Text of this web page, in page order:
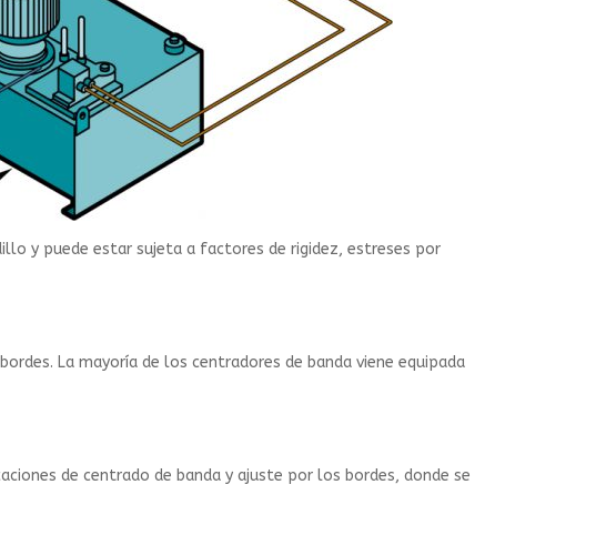
y puede estar sujeta a factores de rigidez, estreses por
La mayoría de los centradores de banda viene equipada
de centrado de banda y ajuste por los bordes, donde se